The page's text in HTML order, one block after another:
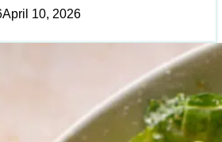
April 10, 2026